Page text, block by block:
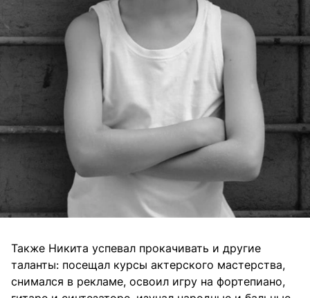
Также Никита успевал прокачивать и другие
таланты: посещал курсы актерского мастерства,
снимался в рекламе, освоил игру на фортепиано,